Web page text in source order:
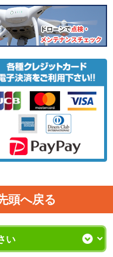
頭へ戻る